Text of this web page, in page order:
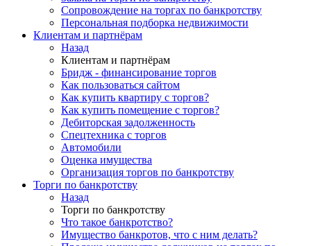
Сопровождение на торгах по банкротству
Персональная подборка недвижимости
Клиентам и партнёрам
Назад
Клиентам и партнёрам
Бридж - финансирование торгов
Как пользоваться сайтом
Как купить квартиру с торгов?
Как купить помещение с торгов?
Дебиторская задолженность
Спецтехника с торгов
Автомобили
Оценка имущества
Организация торгов по банкротству
Торги по банкротству
Назад
Торги по банкротству
Что такое банкротство?
Имущество банкротов, что с ним делать?